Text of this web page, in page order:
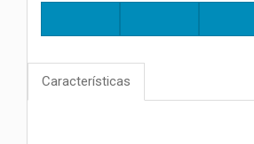
Características